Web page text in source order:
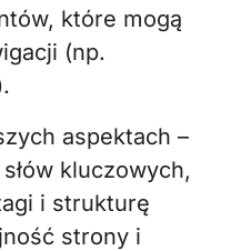
które mogą
(np.
aspektach –
kluczowych,
i strukturę
strony i